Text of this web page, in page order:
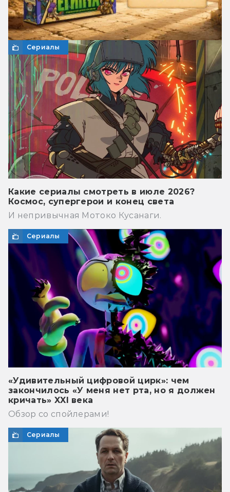
Сериалы
Какие сериалы смотреть в июле 2026?
Космос, супергерои и конец света
И непривычная Мотоко Кусанаги.
Сериалы
«Удивительный цифровой цирк»: чем
закончилось «У меня нет рта, но я должен
кричать» XXI века
Обзор со спойлерами!
Сериалы